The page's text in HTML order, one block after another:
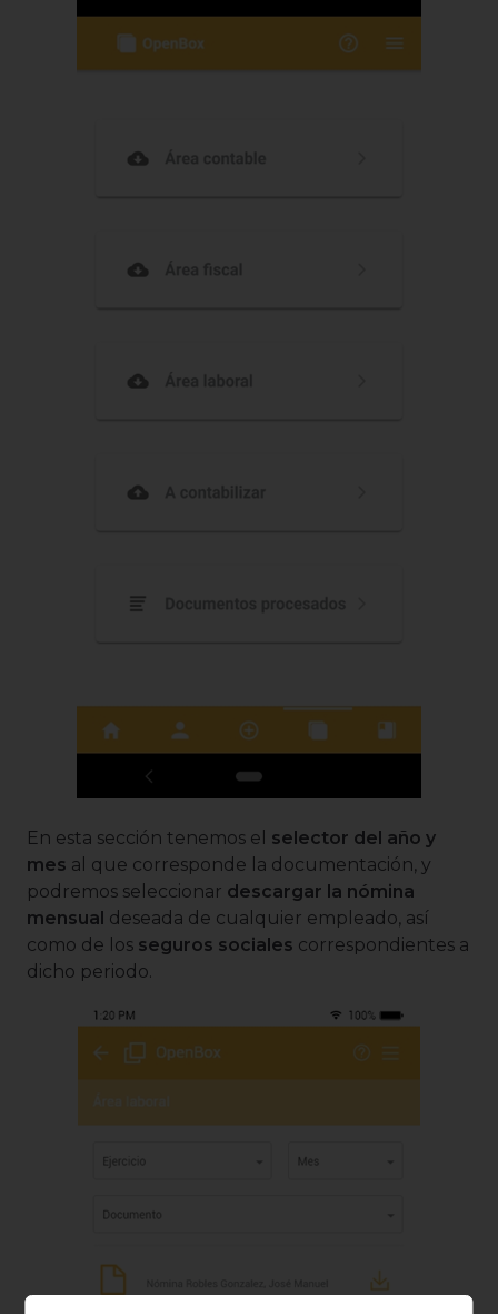
En esta sección tenemos el selector del año y
mes al que corresponde la documentación, y
podremos seleccionar descargar la nómina
mensual deseada de cualquier empleado, así
como de los seguros sociales correspondientes a
dicho periodo.